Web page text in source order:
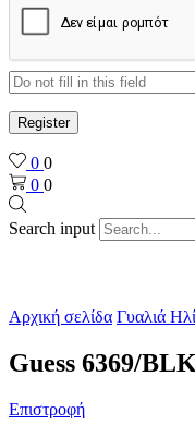
Register
0 0
0 0
Search input
Αρχική σελίδα Γυαλιά
Guess 6369/
Επιστροφή